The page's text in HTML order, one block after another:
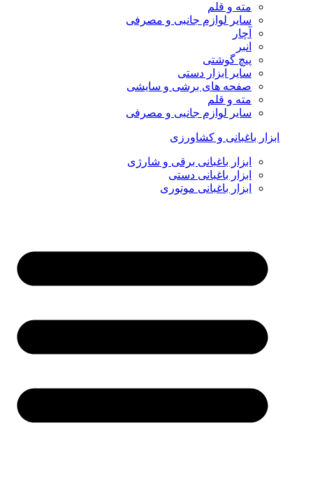
مته و قلم
سایر لوازم جانبی و مصرفی
آچار
انبر
پیچ گوشتی
سایر ابزار دستی
صفحه های برشی و سایشی
مته و قلم
سایر لوازم جانبی و مصرفی
ابزار باغبانی و کشاورزی
ابزار باغبانی برقی و شارژی
ابزار باغبانی دستی
ابزار باغبانی موتوری